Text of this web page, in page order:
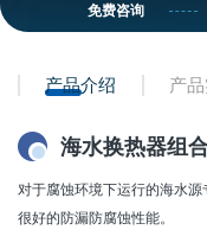
免费咨询
产品介绍 产
海水换热器组
对于腐蚀环境下运行的海水
很好的防漏防腐蚀性能。